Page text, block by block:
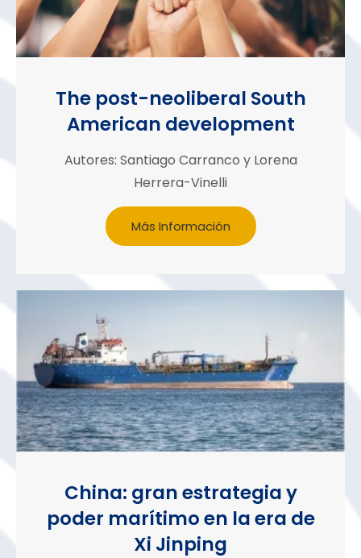
The post-neoliberal South
American development
Autores: Santiago Carranco y Lorena
Herrera-Vinelli
Más Información
China: gran estrategia y
poder marítimo en la era de
Xi Jinping